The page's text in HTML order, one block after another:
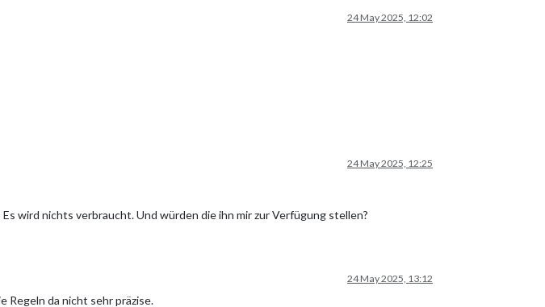
24 May 2025, 12:02
24 May 2025, 12:25
wird nichts verbraucht. Und würden die ihn mir zur Verfügung stellen?
24 May 2025, 13:12
Regeln da nicht sehr präzise.